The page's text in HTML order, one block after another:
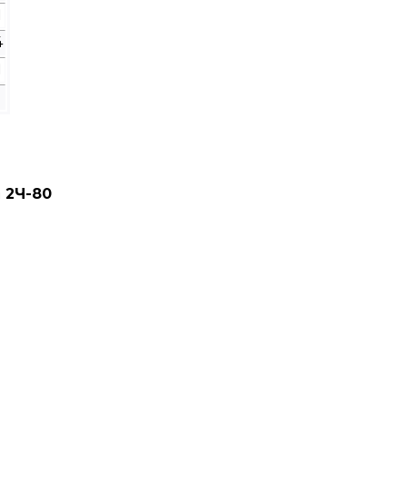
2Ч-80